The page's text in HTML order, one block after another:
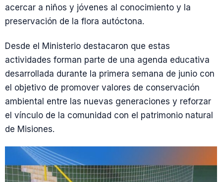
acercar a niños y jóvenes al conocimiento y la
preservación de la flora autóctona.
Desde el Ministerio destacaron que estas
actividades forman parte de una agenda educativa
desarrollada durante la primera semana de junio con
el objetivo de promover valores de conservación
ambiental entre las nuevas generaciones y reforzar
el vínculo de la comunidad con el patrimonio natural
de Misiones.